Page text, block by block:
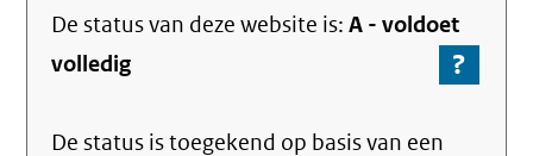
De status van dezewebsite is:A -voldoet
volledig
?
Ga
De status is toegekend op basis van een